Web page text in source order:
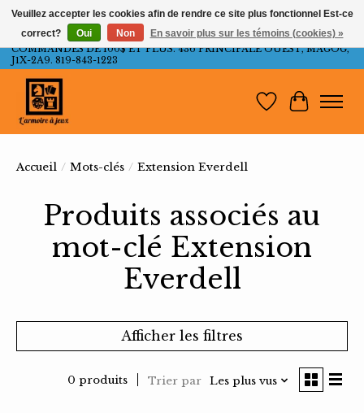
LIVRAISON GRATUITE AU QUÉBEC ET ONTARIO POUR LES
COMMANDES DE 100$ ET PLUS. 436 PRINCIPALE OUEST, MAGOG,
J1X-2A9. 819-843-1223
Liste dePanier
Accueil / Mots-clés / Extension Everdell
Produits associés au
mot-clé Extension
Everdell
Afficher les filtres
0 produits Trier par Les plus vus
Veuillez accepter les cookies afin de rendre ce site plus fonctionnel Est-ce
correct?
Oui Non En savoir plus sur les témoins (cookies) »